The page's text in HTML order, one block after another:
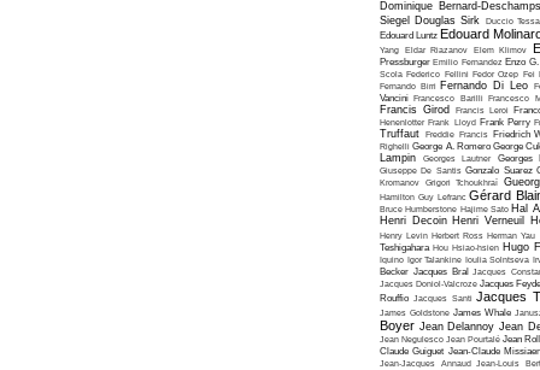
Dominique Bernard-
Siegel
Douglas Sirk Duccio
Edouard Luntz Edouard
Yang Eldar Riazanov Elem Klimov
Pressburger Emilio Fernandez Enzo
Scola Federico Fellini Fedor Ozep Fei
Fernando Birri Fernando Di Leo
Vancini Francesco Barilli Francesco
Francis Girod Francis Leroi
Henenlotter Frank Lloyd Frank Perry
Truffaut Freddie Francis Friedrich
Righelli George A. Romero George
Lampin Georges Lautner
Georges
Giuseppe De Santis Gonzalo Suarez
Kromanov Grigori Tchoukhraï
Hamilton Guy Lefranc Gérard
Bruce Humberstone Hajime Sato Hal
Henri Decoin Henri Verneuil
Henry Levin Herbert Ross Herman Yau
Teshigahara Hou Hsiao-hsien Hugo
Iquino Igor Talankine Ioulia Solntseva
Becker Jacques Bral Jacques
Jacques Doniol-Valcroze Jacques
Rouffio Jacques Santi Jacques
James Goldstone James Whale
Boyer Jean Delannoy Jean
Jean Negulesco Jean Pourtalé Jean
Claude Guiguet Jean-Claude
Jean-Jacques Annaud Jean-Louis